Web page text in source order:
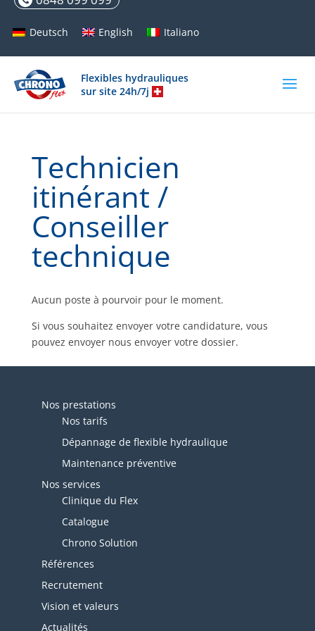
Deutsch English Italiano
Flexibles hydrauliques
sur site 24h/7j
Technicien
itinérant /
Conseiller
technique
Aucun poste à pourvoir pour le moment.
Si vous souhaitez envoyer votre candidature, vous
pouvez envoyer nous envoyer votre dossier.
Nos prestations
Nos tarifs
Dépannage de flexible hydraulique
Maintenance préventive
Nos services
Clinique du Flex
Catalogue
Chrono Solution
Références
Recrutement
Vision et valeurs
Actualités